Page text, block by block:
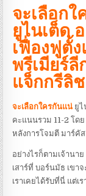
จะเลือก
ยูไนเต็ด
เฟื่องฟูตั้
พรีเมียร์
แจ็กกรีลิ
จะเลือกใครกันแน่ ยูไ
คะแนนรวม 11-2 โด
หลังการโจมตี มาร์คั
อย่างไรก็ตามเจ้านา
เสาร์ที่ บอร์นมัธ เขา
เราเคยได้รับที่นี่ แต่เ